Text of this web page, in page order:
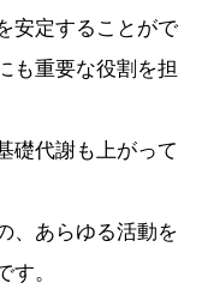
安定することがで
も重要な役割を担
礎代謝も上がって
、あらゆる活動を
。